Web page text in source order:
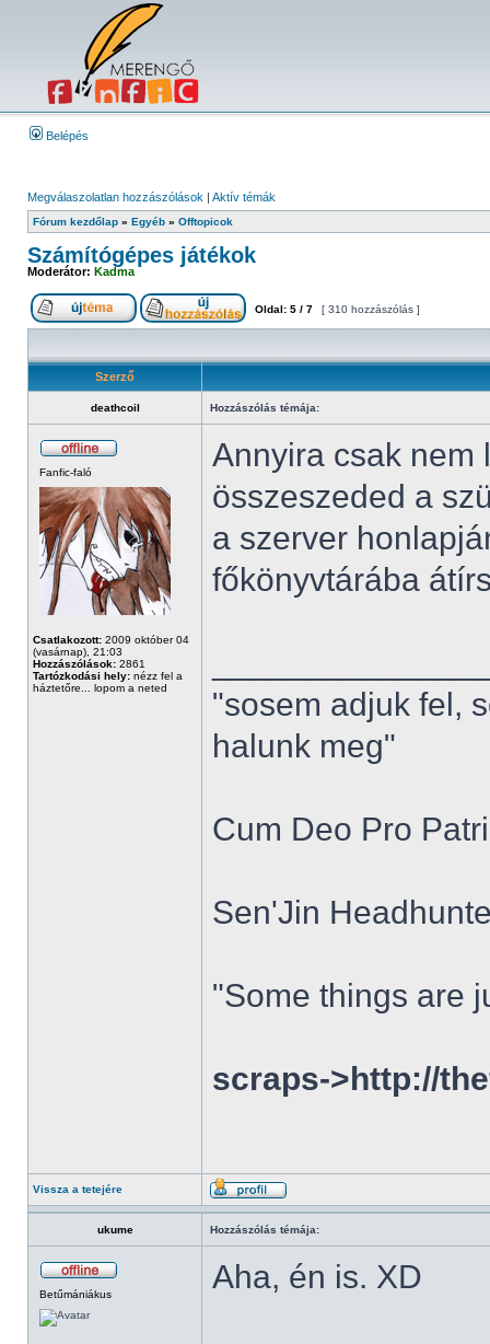
Belépés
Megválaszolatlan hozzászólások | Aktív témák
Fórum kezdőlap » Egyéb » Offtopicok
Számítógépes játékok
Moderátor: Kadma
Oldal: 5 / 7 [ 310 hozzászólás ]
Szerző
deathcoil Hozzászólás témája:
Fanfic-faló
Csatlakozott: 2009 október 04
(vasárnap), 21:03
Hozzászólások: 2861
Tartózkodási hely: nézz fel a
háztetőre... lopom a neted
Annyira csak nem
összeszeded a
a szerver
főkönyvtárába
"sosem adjuk fel,
halunk meg"
Cum Deo Pro
Sen'Jin
"Some things are
scraps->http://
Vissza a tetejére
ukume Hozzászólás témája:
Betűmániákus Aha, én is. XD